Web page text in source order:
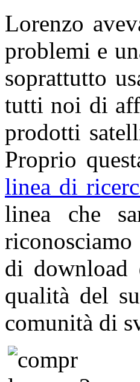
Lorenzo
problemi e
soprattutto
tutti noi di
prodotti
Proprio
linea di
linea che
di download
qualità del
comunità di